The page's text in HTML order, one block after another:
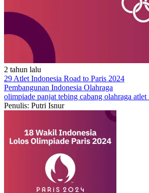
2 tahun lalu
29 Atlet Indonesia Road to Paris 2024
Pembangunan Indonesia Olahraga
olimpiade panjat tebing cabang olahraga atlet
Penulis: Putri Isnur